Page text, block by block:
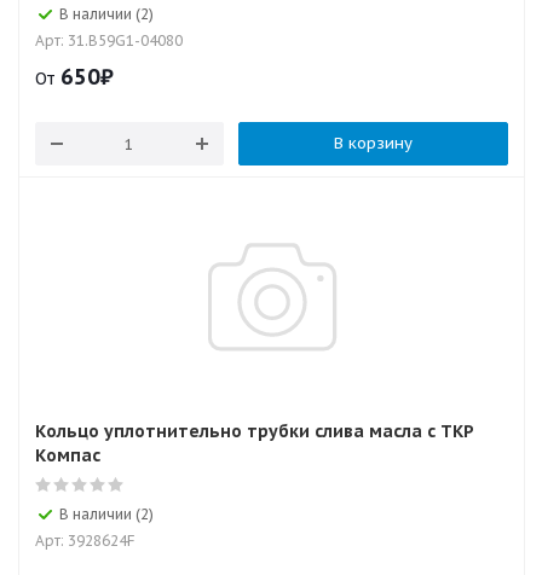
В наличии (2)
Арт: 31.B59G1-04080
От 650₽
В корзину
Кольцо уплотнительно трубки слива масла с ТКР
Компас
В наличии (2)
Арт: 3928624F